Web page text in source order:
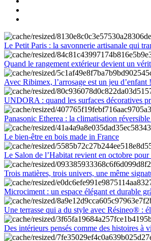
Le Petit Paris : la savonnerie artisanale qui
Quand le rangement extérieur devient un
Avec Ribimex, l’arrosage est un jeu d’enfant !
UNDORA : quand les surfaces décoratives
Panasonic Etherea : la climatisation
Le bien-être en bois made in France
Le Salon de l’Habitat revient en octobre
Trois matières, trois univers, une même
Microciment : un espace élégant et durable
Une terrasse qui a du style avec Résineo® :
Des intérieurs pensés comme des histoires à